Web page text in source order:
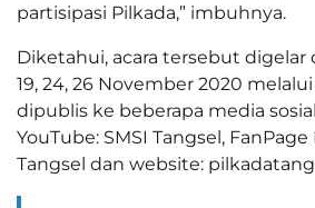
partisipasi Pilkada,” imbuhnya.
Diketahui, acara tersebut digelar
19, 24, 26 November 2020
dipublis ke beberapa media
YouTube: SMSI Tangsel, FanPage
Tangsel dan website: